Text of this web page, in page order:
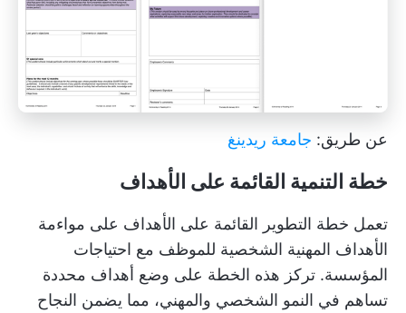
عن طريق: جامعة ريدينغ
خطة التنمية القائمة على الأهداف
تعمل خطة التطوير القائمة على الأهداف على مواءمة
الأهداف المهنية الشخصية للموظف مع احتياجات
المؤسسة. تركز هذه الخطة على وضع أهداف محددة
تساهم في النمو الشخصي والمهني، مما يضمن النجاح